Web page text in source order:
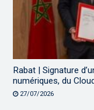
Rabat | Signature
numériques, du
27/07/2026